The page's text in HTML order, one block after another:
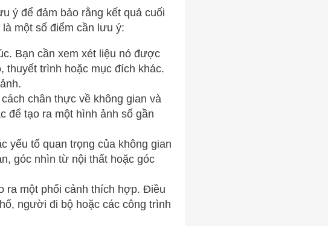
ý để đảm bảo rằng kết quả cuối
một số điểm cần lưu ý:
Bạn cần xem xét liệu nó được
thuyết trình hoặc mục đích khác.
chân thực về không gian và
để tạo ra một hình ảnh số gần
yếu tố quan trọng của không gian
góc nhìn từ nội thất hoặc góc
ra một phối cảnh thích hợp. Điều
người đi bộ hoặc các công trình